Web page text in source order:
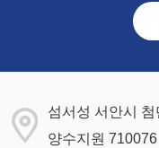
섬서성 서안시
양수지원 710076